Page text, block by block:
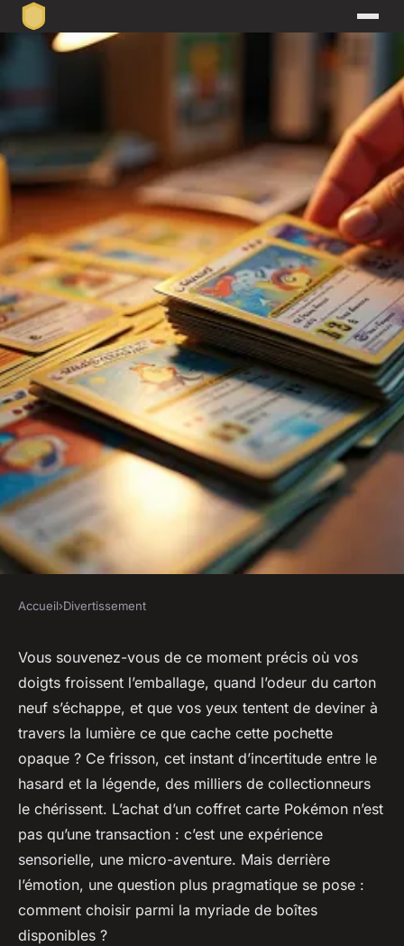
Guide d'achat : Quel coffret
carte pokémon choisir ?
Claude• 01/06/2026 17:07•9 min de lecture
Accueil›Divertissement
Vous souvenez-vous de ce moment précis où vos
doigts froissent l’emballage, quand l’odeur du carton
neuf s’échappe, et que vos yeux tentent de deviner à
travers la lumière ce que cache cette pochette
opaque ? Ce frisson, cet instant d’incertitude entre le
hasard et la légende, des milliers de collectionneurs
le chérissent. L’achat d’un coffret carte Pokémon n’est
pas qu’une transaction : c’est une expérience
sensorielle, une micro-aventure. Mais derrière
l’émotion, une question plus pragmatique se pose :
comment choisir parmi la myriade de boîtes
disponibles ?